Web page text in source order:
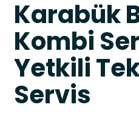
Karabük
Kombi
Yetkili
Servis